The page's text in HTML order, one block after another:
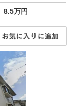
8.5万円